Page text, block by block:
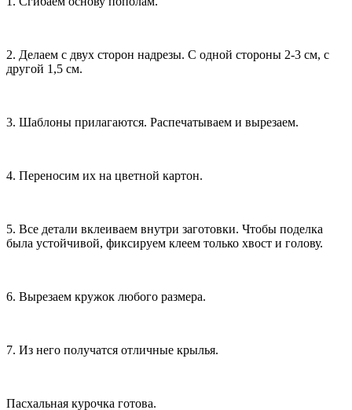
2. Делаем с двух сторон надрезы. С одной стороны 2-3 см, с
другой 1,5 см.
3. Шаблоны прилагаются. Распечатываем и вырезаем.
4. Переносим их на цветной картон.
5. Все детали вклеиваем внутри заготовки. Чтобы поделка
была устойчивой, фиксируем клеем только хвост и голову.
6. Вырезаем кружок любого размера.
7. Из него получатся отличные крылья.
Пасхальная курочка готова.